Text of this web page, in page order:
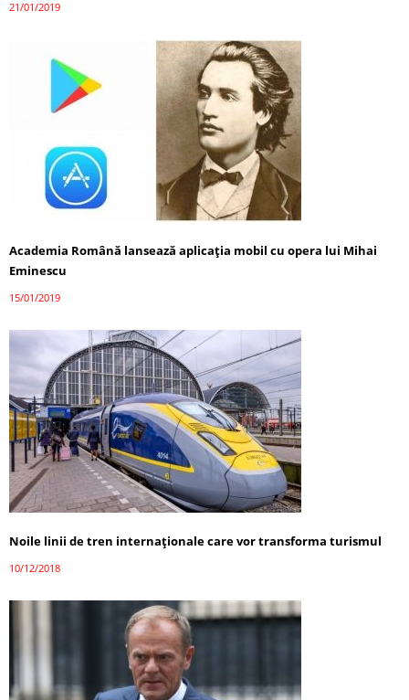
21/01/2019
Academia Română lansează aplicația mobil cu opera lui Mihai
Eminescu
15/01/2019
Noile linii de tren internaţionale care vor transforma turismul
10/12/2018